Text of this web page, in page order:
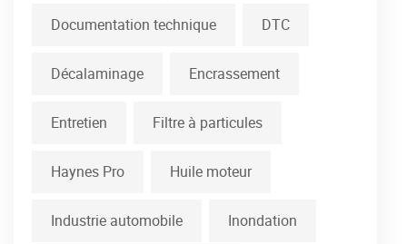
Documentation technique DTC
Décalaminage Encrassement
Entretien Filtre à particules
Haynes Pro Huile moteur
Industrie automobile Inondation